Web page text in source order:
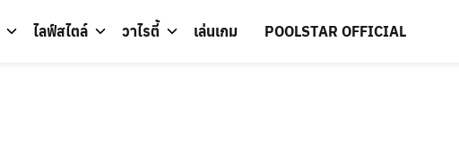
ไลฟ์สไตล์ วาไรตี้ เล่นเกม POOLSTAR OFFICIAL